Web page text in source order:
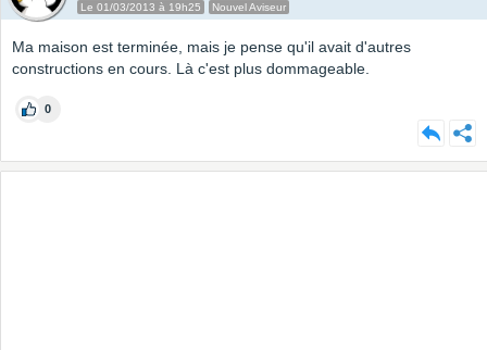
Le 01/03/2013 à 19h25 Nouvel Aviseur
Ma maison est terminée, mais je pense qu'il avait d'autres
constructions en cours. Là c'est plus dommageable.
0